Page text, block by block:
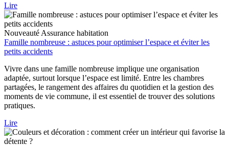
Lire
Nouveauté Assurance habitation
Famille nombreuse : astuces pour optimiser l’espace et éviter les
petits accidents
Vivre dans une famille nombreuse implique une organisation
adaptée, surtout lorsque l’espace est limité. Entre les chambres
partagées, le rangement des affaires du quotidien et la gestion des
moments de vie commune, il est essentiel de trouver des solutions
pratiques.
Lire